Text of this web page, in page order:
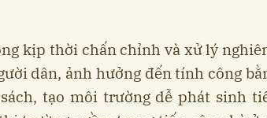
kịp thời chấn chỉnh và xử lý
dân, ảnh hưởng đến tính công
tạo môi trường dễ phát sinh